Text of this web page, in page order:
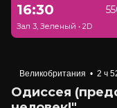
16:30
Зал 3, Зеленый • 2D
Великобритания • 2 ч
Одиссея